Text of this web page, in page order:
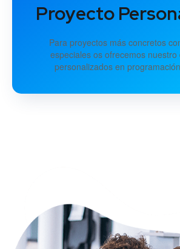
Proyecto
Para proyectos más concretos
especiales os ofrecemos nuestro
personalizados en